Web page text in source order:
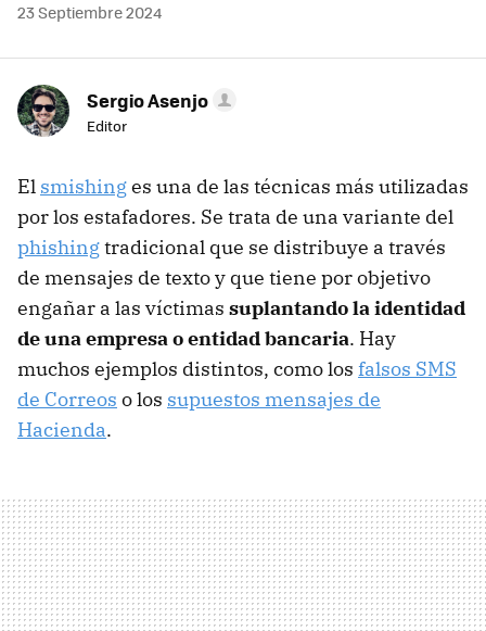
23 Septiembre 2024
Sergio Asenjo
Editor
El smishinges una de las técnicas más utilizadas
por los estafadores. Se trata de una variante del
phishingtradicional que se distribuye a través
de mensajes de texto y que tiene por objetivo
engañar a las víctimas suplantando la identidad
de una empresa o entidad bancaria. Hay
muchos ejemplos distintos, como los falsos SMS
de Correos o los supuestos mensajes de
Hacienda.